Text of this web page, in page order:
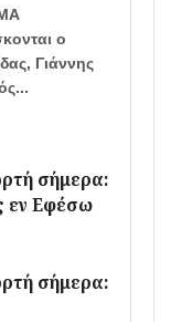
ο
Γιάννης
σήμερα:
εν Εφέσω
σήμερα: